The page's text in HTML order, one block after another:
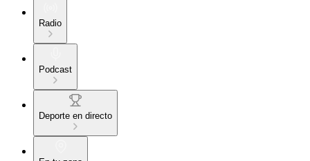
Radio
Podcast
Deporte en directo